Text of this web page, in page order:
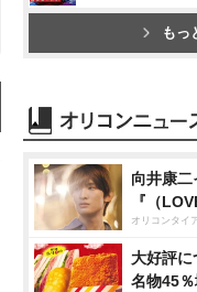
もっ
向井康
『（
オリコンタイ
大好評
名物45